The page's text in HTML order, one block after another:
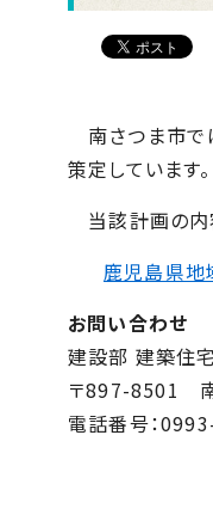
南さつま市で
策定しています。
当該計画の内
鹿児島県地
お問い合わせ
建設部 建築住
〒897-8501
電話番号：